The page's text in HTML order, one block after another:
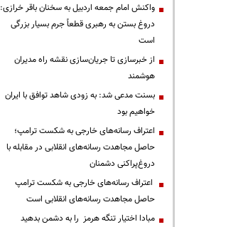
واکنش امام جمعه اردبیل به سخنان باقر خرازی:
دروغ بستن به رهبری قطعاً جرم بسیار بزرگی
است
از خبرسازی تا جریان‌سازی نقشه راه مدیران
هوشمند
بسنت مدعی شد: به زودی شاهد توافق با ایران
خواهیم بود
اعتراف رسانه‌های خارجی به شکست ترامپ؛
حاصل مجاهدت رسانه‌های انقلابی در مقابله با
دروغ‌پراکنی دشمنان
اعتراف رسانه‌های خارجی به شکست ترامپ
حاصل مجاهدت رسانه‌های انقلابی است
مبادا اختیار تنگه هرمز را به دشمن بدهید